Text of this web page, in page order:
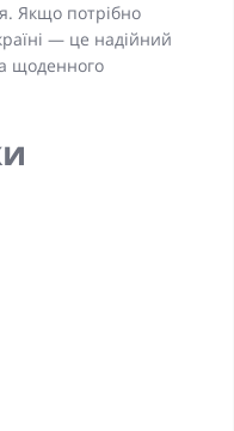
Якщо потрібно
— це надійний
щоденного